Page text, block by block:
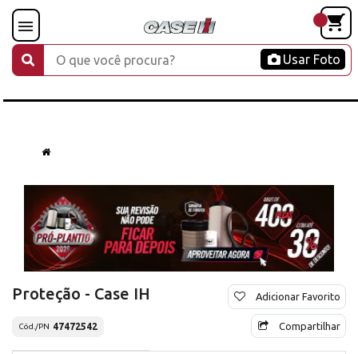
Usar Foto
Proteção - Case IH
Cód./PN 47472542
Adicionar Favorito
Compartilhar